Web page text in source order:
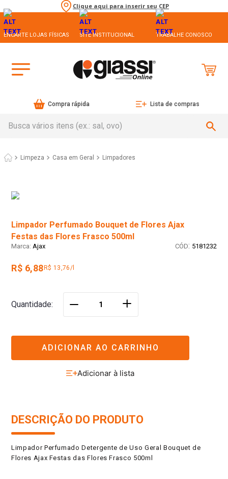
Clique aqui para inserir seu CEP
ENCARTE LOJAS FÍSICAS SITE INSTITUCIONAL TRABALHE CONOSCO
Compra rápida Lista de compras
Limpeza Casa em Geral Limpadores
Limpador Perfumado Bouquet de Flores Ajax
Festas das Flores Frasco 500ml
Ajax : 5181232
R$ 6,88 R$ 13,76/l
Quantidade ＋
ADICIONAR AO CARRINHO
DESCRIÇÃO DO PRODUTO
Limpador Perfumado Detergente de Uso Geral Bouquet de
Flores Ajax Festas das Flores Frasco 500ml